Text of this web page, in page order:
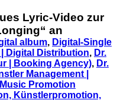
Lyric-Video zur
an
album, Digital-Single
Digital Distribution, Dr.
| Booking Agency), Dr.
Management |
Music Promotion
Künstlerpromotion,